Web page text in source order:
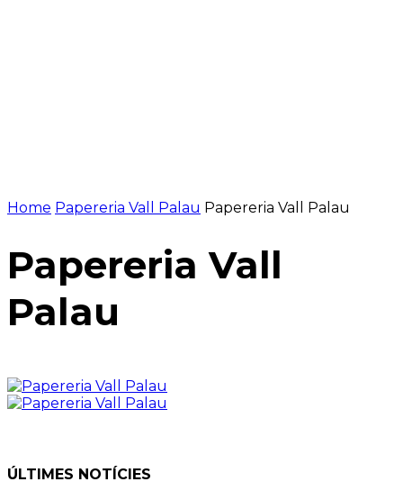
Home Papereria Vall Palau Papereria Vall Palau
Papereria Vall
Palau
ÚLTIMES NOTÍCIES